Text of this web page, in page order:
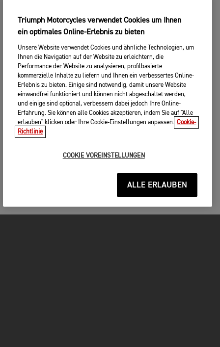
Triumph Motorcycles verwendet Cookies um Ihnen
ein optimales Online-Erlebnis zu bieten
Unsere Website verwendet Cookies und ähnliche Technologien, um
Ihnen die Navigation auf der Website zu erleichtern, die
Performance der Website zu analysieren, profilbasierte
kommerzielle Inhalte zu liefern und Ihnen ein verbessertes Online-
Erlebnis zu bieten. Einige sind notwendig, damit unsere Website
einwandfrei funktioniert und können nicht abgeschaltet werden,
und einige sind optional, verbessern dabei jedoch Ihre Online-
Erfahrung. Sie können alle Cookies akzeptieren, indem Sie auf "Alle
erlauben" klicken oder Ihre Cookie-Einstellungen anpassen. Cookie-
Richtlinie
COOKIE VOREINSTELLUNGEN
ALLE ERLAUBEN